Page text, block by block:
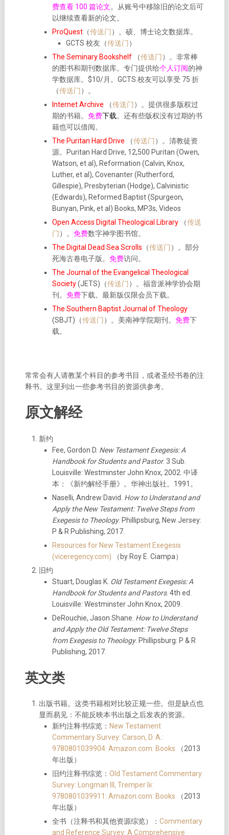
费查看 100 篇论文。从账号中移除旧的论文后可
以继续查看新的论文。
ProQuest （传送门）。硕、博士论文数据库。
GCTS 校友（传送门）
The Seminary Bookshelf （传送门）。非常棒
的图书和期刊数据库。专门提供给个人订阅的神
学数据库。$10/月。GCTS 校友可以享受 75 折
（传送门）。
Internet Archive （传送门）。提供很多版权过
期的书籍。免费下载。还有些版权没有过期的书
籍也可以借阅。
The Puritan Hard Drive （传送门）。清教徒资
源。Puritan Hard Drive, 12,500 Puritan (Owen,
Watson, et al), Reformation (Calvin, Knox,
Luther, et al), Covenanter (Rutherford,
Gillespie), Presbyterian (Hodge), Calvinistic
(Edwards), Reformed Baptist (Spurgeon,
Bunyan, Pink, et al) Books, MP3s, Videos
Open Access Digital Theological Library （传送
门）。免费数字神学图书馆。
The Digital Dead Sea Scrolls （传送门）。部分
死海古卷电子版。免费访问。
The Journal of the Evangelical Theological
Society(JETS)（传送门）。福音派神学协会期
刊。免费下载。最新版仅限会员下载。
The Southern Baptist Journal of Theology
(SBJT)（传送门）。美南神学院期刊。免费下
载。
常常会有人请教某个科目的参考书目，或者圣经书卷的注
释书。这里列出一些参考书目的资源供参考。
原文解经
新约
Fee, Gordon D. New Testament Exegesis: A
Handbook for Students and Pastor. 3 Sub.
Louisville: Westminster John Knox, 2002. 中译
本：《新约解经手册》。华神出版社。1991。
Naselli, Andrew David. How to Understand and
Apply the New Testament: Twelve Steps from
Exegesis to Theology. Phillipsburg, New Jersey:
P & R Publishing, 2017.
Resources for New Testament Exegesis
(viceregency.com) （by Roy E. Ciampa）
旧约
Stuart, Douglas K. Old Testament Exegesis: A
Handbook for Students and Pastors. 4th ed.
Louisville: Westminster John Knox, 2009.
DeRouchie, Jason Shane. How to Understand
and Apply the Old Testament: Twelve Steps
from Exegesis to Theology. Phillipsburg: P & R
Publishing, 2017.
英文类
出版书籍。这类书籍相对比较正规一些。但是缺点也
显而易见：不能反映本书出版之后发表的资源。
新约注释书综览： New Testament
Commentary Survey: Carson, D. A.:
9780801039904: Amazon.com: Books （2013
年出版）
旧约注释书综览：Old Testament Commentary
Survey: Longman III, Tremper Iii:
9780801039911: Amazon.com: Books （2013
年出版）
全书（注释书和其他资源综览）：Commentary
and Reference Survey: A Comprehensive